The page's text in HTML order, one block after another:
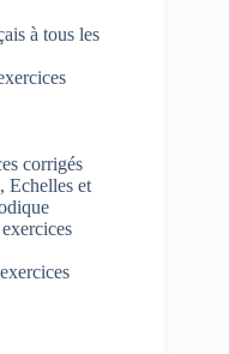
à tous les
corrigés
Echelles et